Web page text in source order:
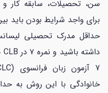
سن، تحصیلات، سابقه کار
حداقل مدرک تحصیلی